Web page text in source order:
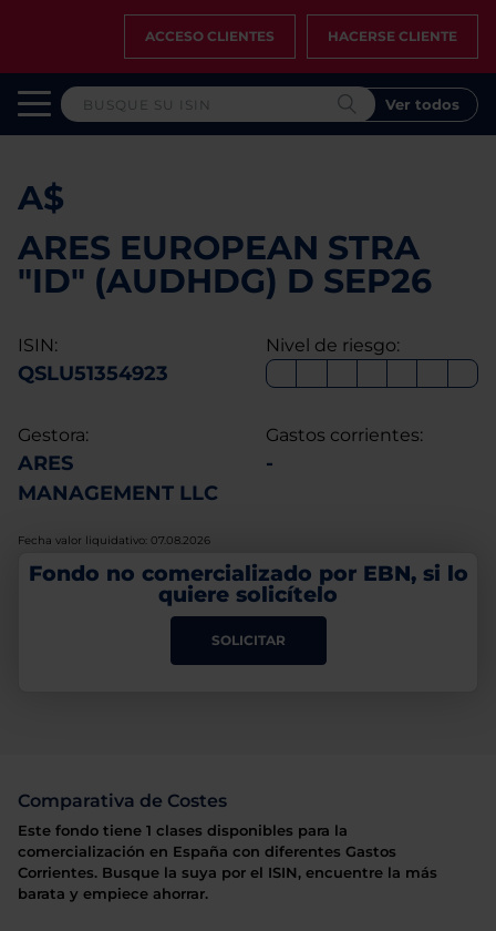
ACCESO CLIENTES HACERSE CLIENTE
Ver todos
A$
ARES EUROPEAN STRA
"ID" (AUDHDG) D SEP26
ISIN:
QSLU51354923
Nivel de riesgo:
Gestora:
ARES
MANAGEMENT LLC
Gastos corrientes:
-
Fecha valor liquidativo: 07.08.2026
Fondo no comercializado por EBN, si lo
quiere solicítelo
SOLICITAR
Comparativa de Costes
Este fondo tiene 1 clases disponibles para la
comercialización en España con diferentes Gastos
Corrientes. Busque la suya por el ISIN, encuentre la más
barata y empiece ahorrar.